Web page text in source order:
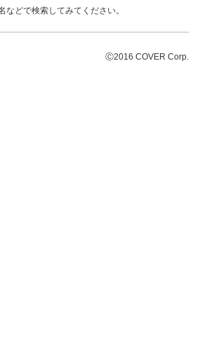
などで検索してみてください。
Ⓒ2016 COVER Corp.